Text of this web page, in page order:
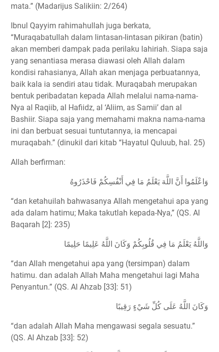
mata.” (Madarijus Salikiin: 2/264)
Ibnul Qayyim rahimahullah juga berkata,
“Muraqabatullah dalam lintasan-lintasan pikiran (batin)
akan memberi dampak pada perilaku lahiriah. Siapa saja
yang senantiasa merasa diawasi oleh Allah dalam
kondisi rahasianya, Allah akan menjaga perbuatannya,
baik kala ia sendiri atau tidak. Muraqabah merupakan
bentuk peribadatan kepada Allah melalui nama-nama-
Nya al Raqiib, al Hafiidz, al ‘Aliim, as Samii’ dan al
Bashiir. Siapa saja yang memahami makna nama-nama
ini dan berbuat sesuai tuntutannya, ia mencapai
muraqabah.” (dinukil dari kitab “Hayatul Quluub, hal. 25)
Allah berfirman:
وَاعْلَمُوا أَنَّ اللَّهَ يَعْلَمُ مَا فِي أَنْفُسِكُمْ فَاحْذَرُوهُ
“dan ketahuilah bahwasanya Allah mengetahui apa yang
ada dalam hatimu; Maka takutlah kepada-Nya,” (QS. Al
Baqarah [2]: 235)
وَاللَّهُ يَعْلَمُ مَا فِي قُلُوبِكُمْ وَكَانَ اللَّهُ عَلِيمًا حَلِيمًا
“dan Allah mengetahui apa yang (tersimpan) dalam
hatimu. dan adalah Allah Maha mengetahui lagi Maha
Penyantun.” (QS. Al Ahzab [33]: 51)
وَكَانَ اللَّهُ عَلَى كُلِّ شَيْءٍ رَقِيبًا
“dan adalah Allah Maha mengawasi segala sesuatu.”
(QS. Al Ahzab [33]: 52)